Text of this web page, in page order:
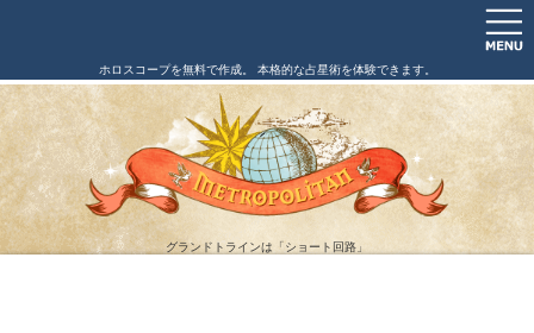
ホロスコープを無料で作成。 本格的な占星術を体験できます。
グランドトラインは「ショート回路」